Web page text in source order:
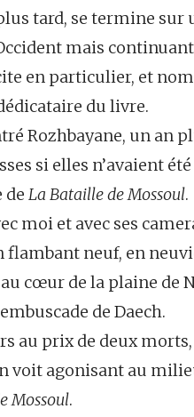
tard, se termine sur
mais
en particulier, et
du livre.
Rozhbayane, un an
si elles n’avaient
de La Bataille de Mossoul.
moi et avec ses
flambant neuf, en
au cœur de la plaine de
de Daech.
au prix de deux
voit agonisant au
Mossoul.